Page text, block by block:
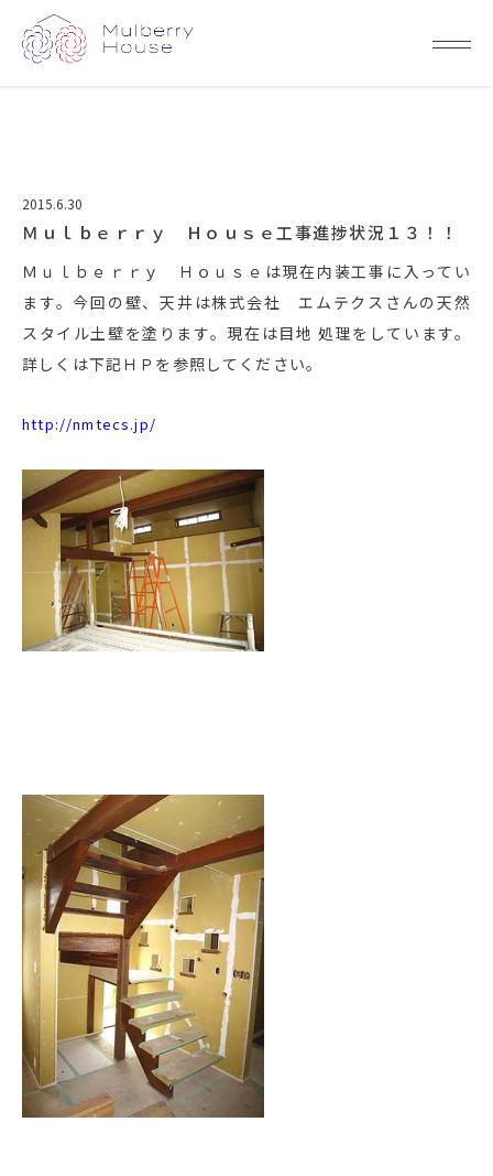
2015.6.30
Ｍｕｌｂｅｒｒｙ Ｈｏｕｓｅ工事進捗状況１３！！
Ｍｕｌｂｅｒｒｙ Ｈｏｕｓｅは現在内装工事に入ってい
ます。今回の壁、天井は株式会社 エムテクスさんの天然
スタイル土壁を塗ります。現在は目地 処理をしています。
詳しくは下記ＨＰを参照してください。
http://nmtecs.jp/